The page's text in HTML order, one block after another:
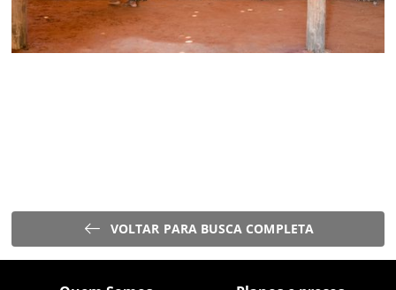
VOLTAR PARA BUSCA COMPLETA